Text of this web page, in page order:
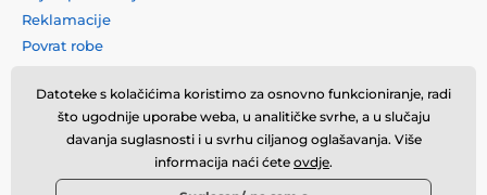
Reklamacije
Povrat robe
Načela o korištenju kolačića
Kontaktne informacije
Informacije o obradi osobnih
Datoteke s kolačićima koristimo za osnovno funkcioniranje, radi
što ugodnije uporabe weba, u analitičke svrhe, a u slučaju
davanja suglasnosti i u svrhu ciljanog oglašavanja. Više
informacija naći ćete ovdje.